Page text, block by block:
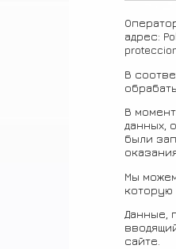
адрес:
В
В
данных,
были
Мы
которую
Данные,
сайте.